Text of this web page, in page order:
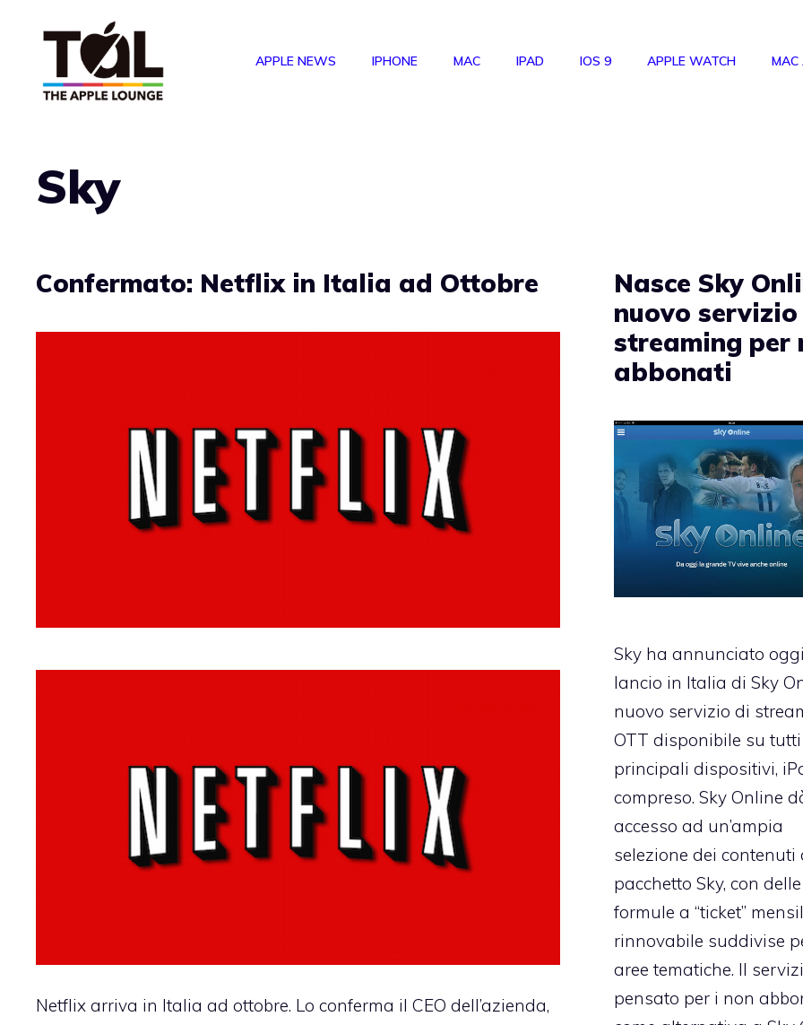
APPLE NEWS IPHONE MAC IPAD IOS 9 APPLE WATCH MAC
Sky
Confermato: Netflix in Italia ad Ottobre
Netflix arriva in Italia ad ottobre. Lo conferma il CEO dell’azienda,
Nasce Sky
nuovo
streaming per
abbonati
Sky ha annunciato
lancio in Italia di Sky
nuovo servizio di
OTT disponibile su tutti
principali dispositivi,
compreso. Sky Online
accesso ad un’ampia
selezione dei contenuti
pacchetto Sky, con delle
formule a “ticket”
rinnovabile suddivise
aree tematiche. Il
pensato per i non